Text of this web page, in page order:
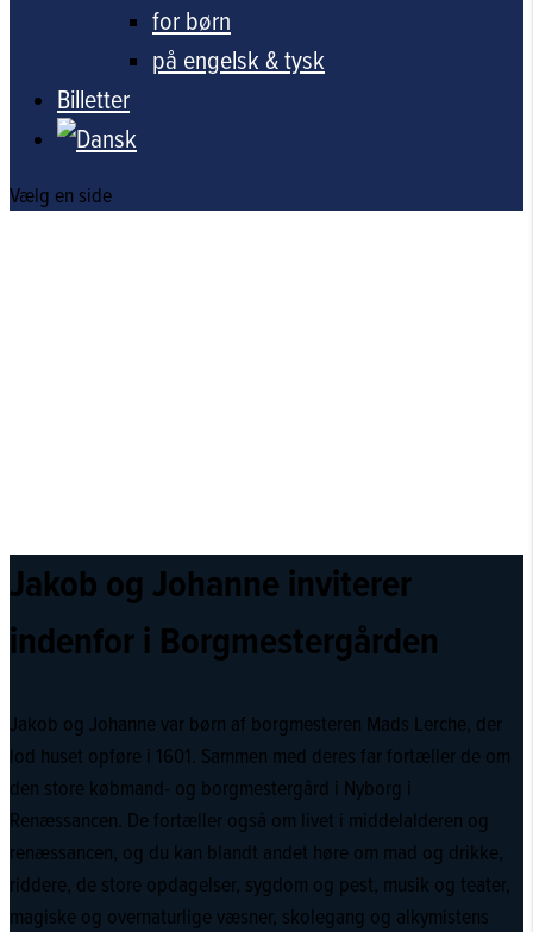
for børn
på engelsk & tysk
Billetter
Vælg en side
Jakob og Johanne inviterer
indenfor i Borgmestergården
Jakob og Johanne var børn af borgmesteren Mads Lerche, der
lod huset opføre i 1601. Sammen med deres far fortæller de om
den store købmand- og borgmestergård i Nyborg i
Renæssancen. De fortæller også om livet i middelalderen og
renæssancen, og du kan blandt andet høre om mad og drikke,
riddere, de store opdagelser, sygdom og pest, musik og teater,
magiske og overnaturlige væsner, skolegang og alkymistens